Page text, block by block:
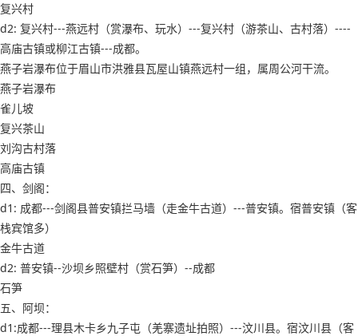
复兴村
d2: 复兴村---燕远村（赏瀑布、玩水）---复兴村（游茶山、古村落）----
高庙古镇或柳江古镇---成都。
燕子岩瀑布位于眉山市洪雅县瓦屋山镇燕远村一组，属周公河干流。
燕子岩瀑布
雀儿坡
复兴茶山
刘沟古村落
高庙古镇
四、剑阁：
d1: 成都---剑阁县普安镇拦马墙（走金牛古道）---普安镇。宿普安镇（客
栈宾馆多）
金牛古道
d2: 普安镇--沙坝乡照壁村（赏石笋）--成都
石笋
五、阿坝：
d1:成都---理县木卡乡九子屯（羌寨遗址拍照）---汶川县。宿汶川县（客